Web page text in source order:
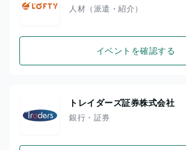
人材（派遣・紹介）
イベントを確認する
トレイダーズ証券株式会社
銀行・証券